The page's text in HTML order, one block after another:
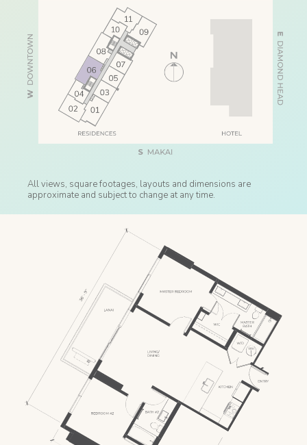
All views, square footages, layouts and dimensions are
approximate and subject to change at any time.